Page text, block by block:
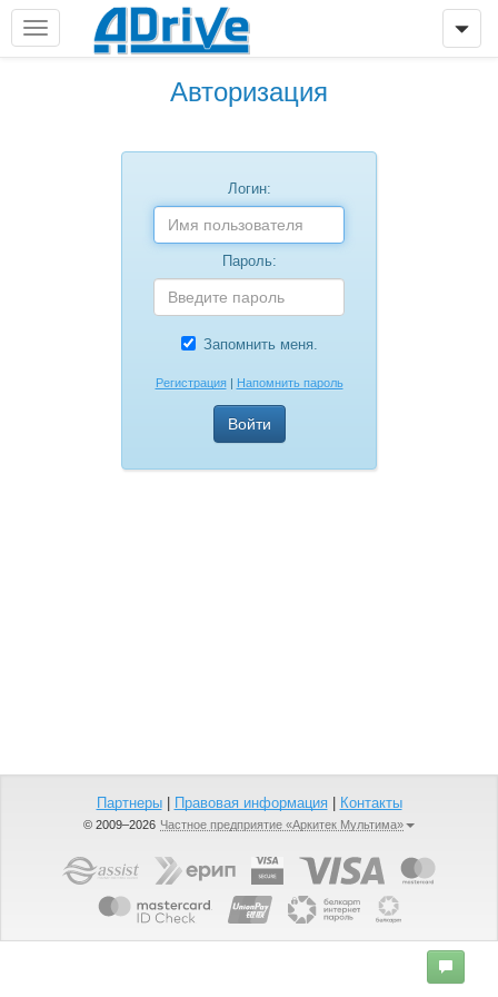
Авторизация
Логин:
Пароль:
Запомнить меня.
Регистрация| Напомнить пароль
Партнеры| Правовая информация| Контакты
© 2009–2026 Частное предприятие «Аркитек Мультима»